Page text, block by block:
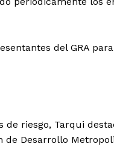
Prensa
del GRA
de riesgo, Tarqui
Desarrollo